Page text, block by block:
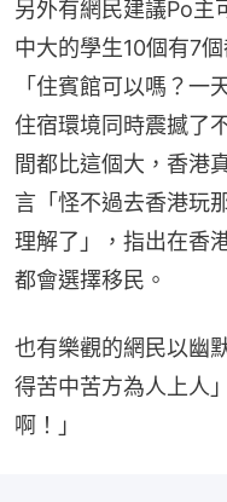
另外有網民建議Po主
中大的學生10個有7
「住賓館可以嗎？
住宿環境同時震撼了
間都比這個大，香港
言「怪不過去香港玩
理解了」，指出在香
都會選擇移民。
也有樂觀的網民以幽
得苦中苦方為人上人
啊！」